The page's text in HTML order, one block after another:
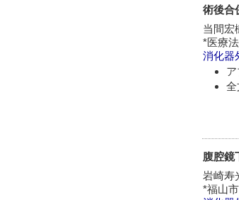
術後合
当間宏
*医療
消化器
全
腹腔鏡
岩崎寿
*福山